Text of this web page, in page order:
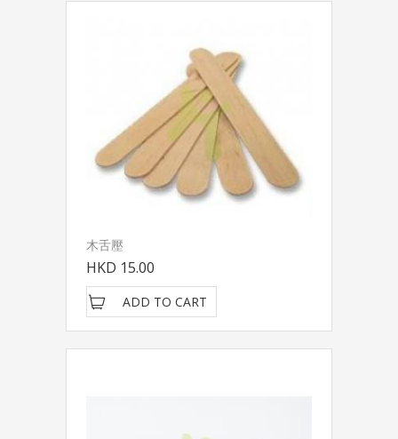
木舌壓
HKD 15.00
ADD TO CART